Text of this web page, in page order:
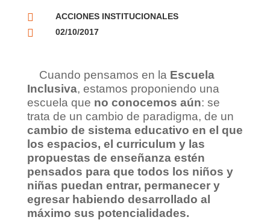
 ACCIONES INSTITUCIONALES
 02/10/2017
Cuando pensamos en la Escuela
Inclusiva, estamos proponiendo una
escuela que no conocemos aún: se
trata de un cambio de paradigma, de un
cambio de sistema educativo en el que
los espacios, el curriculum y las
propuestas de enseñanza estén
pensados para que todos los niños y
niñas puedan entrar, permanecer y
egresar habiendo desarrollado al
máximo sus potencialidades.